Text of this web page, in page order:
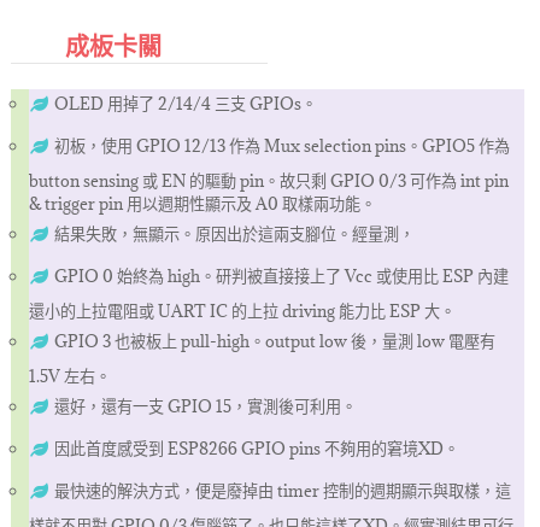
成板卡關
OLED 用掉了 2/14/4 三支 GPIOs。
初板，使用 GPIO 12/13 作為 Mux selection pins。GPIO5 作為
button sensing 或 EN 的驅動 pin。故只剩 GPIO 0/3 可作為 int pin
& trigger pin 用以週期性顯示及 A0 取樣兩功能。
結果失敗，無顯示。原因出於這兩支腳位。經量測，
GPIO 0 始終為 high。研判被直接接上了 Vcc 或使用比 ESP 內建
還小的上拉電阻或 UART IC 的上拉 driving 能力比 ESP 大。
GPIO 3 也被板上 pull-high。output low 後，量測 low 電壓有
1.5V 左右。
還好，還有一支 GPIO 15，實測後可利用。
因此首度感受到 ESP8266 GPIO pins 不夠用的窘境XD。
最快速的解決方式，便是廢掉由 timer 控制的週期顯示與取樣，這